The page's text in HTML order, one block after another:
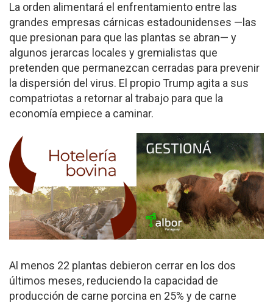
La orden alimentará el enfrentamiento entre las
grandes empresas cárnicas estadounidenses —las
que presionan para que las plantas se abran— y
algunos jerarcas locales y gremialistas que
pretenden que permanezcan cerradas para prevenir
la dispersión del virus. El propio Trump agita a sus
compatriotas a retornar al trabajo para que la
economía empiece a caminar.
Al menos 22 plantas debieron cerrar en los dos
últimos meses, reduciendo la capacidad de
producción de carne porcina en 25% y de carne